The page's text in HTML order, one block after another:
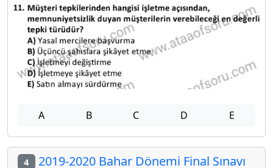
A B C D E
4 2019-2020 Bahar Dönemi Final Sınavı